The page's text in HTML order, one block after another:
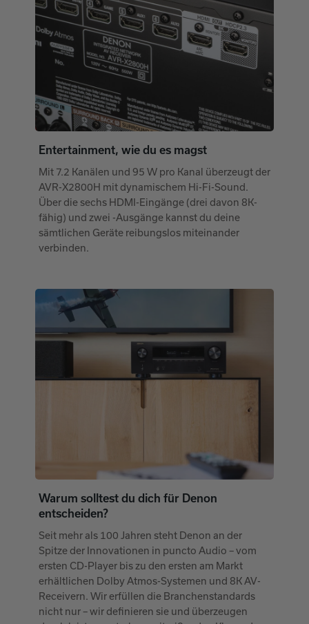
Entertainment, wie du es magst
Mit 7.2 Kanälen und 95 W pro Kanal überzeugt der
AVR-X2800H mit dynamischem Hi-Fi-Sound.
Über die sechs HDMI-Eingänge (drei davon 8K-
fähig) und zwei -Ausgänge kannst du deine
sämtlichen Geräte reibungslos miteinander
verbinden.
Warum solltest du dich für Denon
entscheiden?
Seit mehr als 100 Jahren steht Denon an der
Spitze der Innovationen in puncto Audio – vom
ersten CD-Player bis zu den ersten am Markt
erhältlichen Dolby Atmos-Systemen und 8K AV-
Receivern. Wir erfüllen die Branchenstandards
nicht nur – wir definieren sie und überzeugen